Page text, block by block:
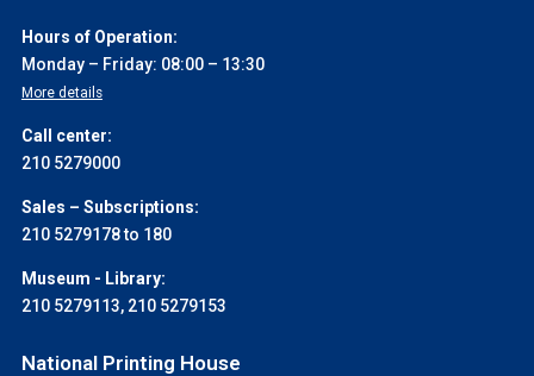
Hours of Operation:
Monday – Friday: 08:00 – 13:30
More details
Call center:
210 5279000
Sales – Subscriptions:
210 5279178 to 180
Museum - Library:
210 5279113, 210 5279153
National Printing House